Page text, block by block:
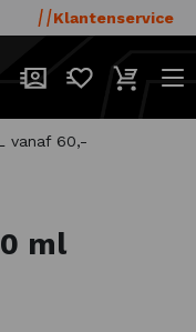
Klantenservice
vanaf 60,-
ml